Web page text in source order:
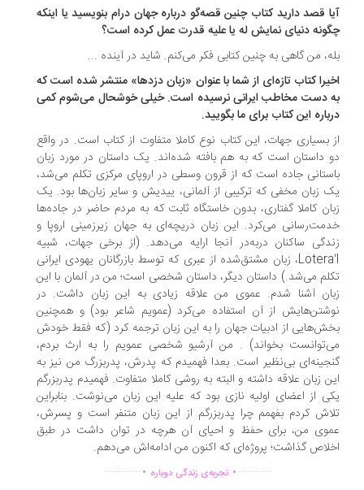
قصد دارید کتاب چنین قصه‌گو درباره جهان درام بنویسید یا اینکه
دنیای نمایش له یا علیه قدرت عمل کرده است؟
من گاهی به چنین کتابی فکر می‌کنم. شاید در آینده ...
کتاب تازه‌ای از شما با عنوان «زبان دزدها» منتشر شده است که
دست مخاطب ایرانی نرسیده است. خیلی خوشحال می‌شوم کمی
این کتاب برای ما بگویید.
بسیاری جهات، این کتاب نوع کاملا متفاوت از کتاب است. در واقع
داستان است که به‌ هم بافته شده‌اند. یک داستان در مورد زبان
جاده است که از قرون وسطی در اروپای مرکزی تکلم می‌شد،
زبان مخفی که ترکیبی از آلمانی، ییدیش و سایر زبان‌ها بود. یک
کاملا گفتاری، بدون خاستگاه ثابت که به مردم حاضر در جاده‌ها
می‌کرد. این زبان دریچه‌ای به جهان زیرزمینی اروپا و
ساکنان دربه‌در آنجا ارایه می‌دهد. (از برخی جهات، شبیه
Lotera’I، زبان مشتق‌شده از عبری که توسط بازرگانان یهودی ایرانی
می‌شد.) داستان دیگر، داستان شخصی است؛ من در آلمان با این
آشنا شدم. عموی من علاقه زیادی به این زبان داشت. در
از آن استفاده می‌کرد (عمویم شاعر بود) و همچنین
از ادبیات جهان را به این زبان ترجمه کرد (که فقط خودش
بخواند) . من آرشیو شخصی عمویم را به ارث بردم،
بی‌نظیر است. بعدا فهمیدم که پدرش، پدربزرگ من نیز به
زبان علاقه داشته و البته به روشی کاملا متفاوت. فهمیدم پدربزرگم
از اعضای اولیه نازی بود که علیه این زبان می‌نوشت. بنابراین
کردم بفهمم چرا پدربزرگم از این زبان متنفر است و پسرش،
من، برای حفظ و احیای آن هرچه در توان داشت در طبق
گذاشت؛ پروژه‌ای که اکنون من ادامه‌اش می‌دهم.
................تجربه‌ی زندگی دوباره ...............